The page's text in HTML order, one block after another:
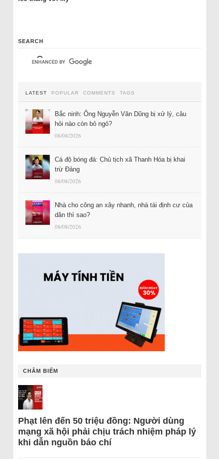
SEARCH
LATEST POPULAR COMMENTS TAGS
Bắc ninh: Ông Nguyễn Văn Dũng bị xử lý, câu
hỏi nào còn bỏ ngỏ?
08/08/2026
Cá độ bóng đá: Chủ tịch xã Thanh Hóa bị khai
trừ Đảng
08/08/2026
Nhà cho công an xây nhanh, nhà tái định cư của
dân thì sao?
08/08/2026
CHÂM BIẾM
Phạt lên đến 50 triệu đồng: Người dùng
mạng xã hội phải chịu trách nhiệm pháp lý
khi dẫn nguồn báo chí